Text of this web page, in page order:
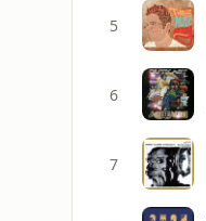
5
6
7